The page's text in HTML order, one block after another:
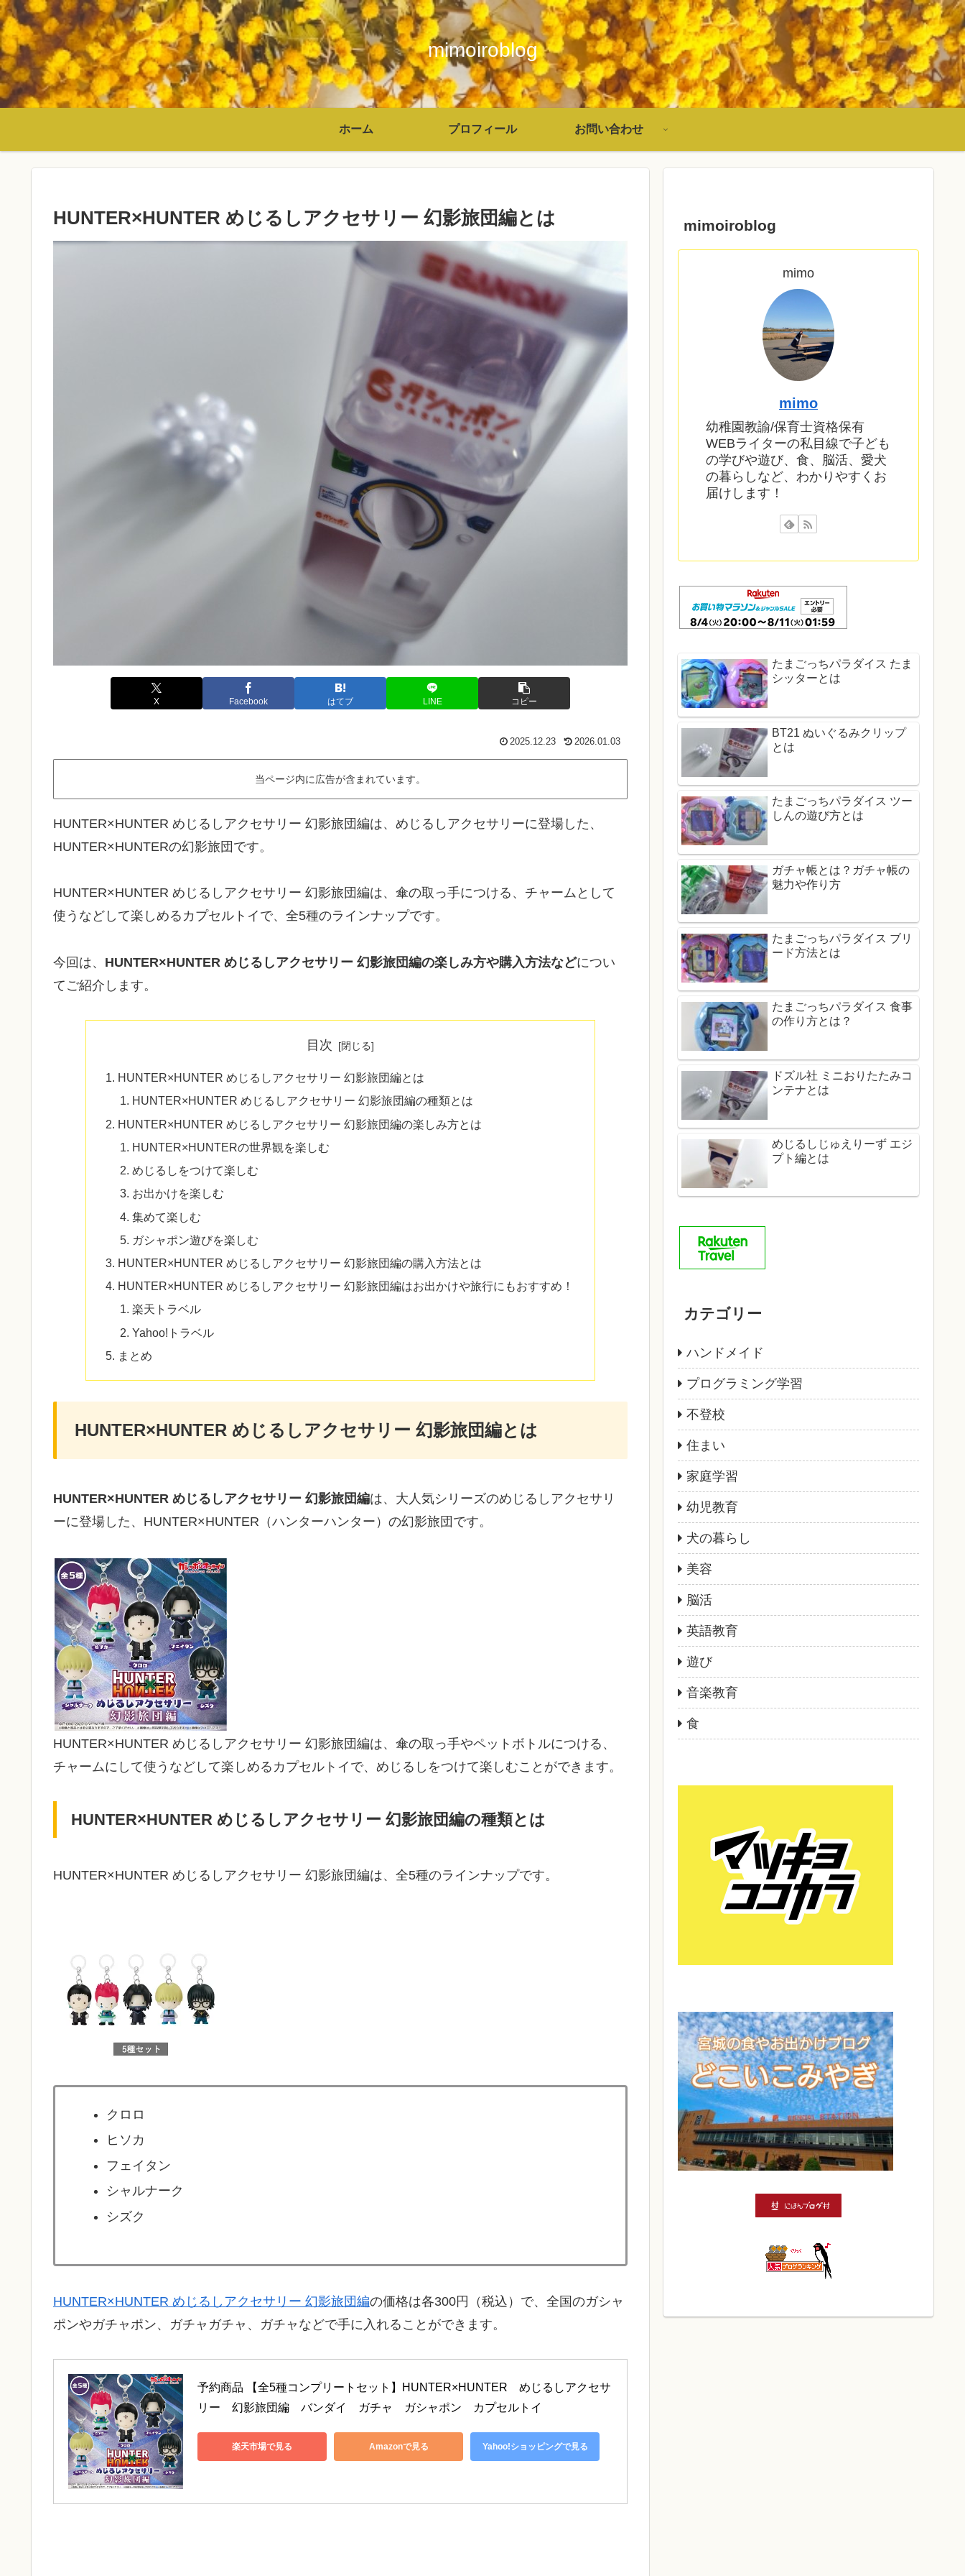
mimoiroblog
ホーム プロフィール お問い合わせ
HUNTER×HUNTER めじるしアクセサリー 幻影旅団編とは
X Facebook はてブ LINE コピー
2025.12.23 2026.01.03
当ページ内に広告が含まれています。
HUNTER×HUNTER めじるしアクセサリー 幻影旅団編は、めじるしアクセサリーに登場した、
HUNTER×HUNTERの幻影旅団です。
HUNTER×HUNTER めじるしアクセサリー 幻影旅団編は、傘の取っ手につける、チャームとして
使うなどして楽しめるカプセルトイで、全5種のラインナップです。
今回は、 HUNTER×HUNTER めじるしアクセサリー 幻影旅団編の楽しみ方や購入方法などについ
てご紹介します。
目次
HUNTER×HUNTER めじるしアクセサリー 幻影旅団編とは
HUNTER×HUNTER めじるしアクセサリー 幻影旅団編の種類とは
HUNTER×HUNTER めじるしアクセサリー 幻影旅団編の楽しみ方とは
HUNTER×HUNTERの世界観を楽しむ
めじるしをつけて楽しむ
お出かけを楽しむ
集めて楽しむ
ガシャポン遊びを楽しむ
HUNTER×HUNTER めじるしアクセサリー 幻影旅団編の購入方法とは
HUNTER×HUNTER めじるしアクセサリー 幻影旅団編はお出かけや旅行にもおすすめ！
楽天トラベル
Yahoo!トラベル
まとめ
HUNTER×HUNTER めじるしアクセサリー 幻影旅団編とは
HUNTER×HUNTER めじるしアクセサリー 幻影旅団編は、大人気シリーズのめじるしアクセサリ
ーに登場した、HUNTER×HUNTER（ハンターハンター）の幻影旅団です。
HUNTER×HUNTER めじるしアクセサリー 幻影旅団編は、傘の取っ手やペットボトルにつける、
チャームにして使うなどして楽しめるカプセルトイで、めじるしをつけて楽しむことができます。
HUNTER×HUNTER めじるしアクセサリー 幻影旅団編の種類とは
HUNTER×HUNTER めじるしアクセサリー 幻影旅団編は、全5種のラインナップです。
クロロ
ヒソカ
フェイタン
シャルナーク
シズク
HUNTER×HUNTER めじるしアクセサリー 幻影旅団編の価格は各300円（税込）で、全国のガシャ
ポンやガチャポン、ガチャガチャ、ガチャなどで手に入れることができます。
予約商品 【全5種コンプリートセット】HUNTER×HUNTER　めじるしアクセサ
リー　幻影旅団編　バンダイ　ガチャ　ガシャポン　カプセルトイ
楽天市場で見る Amazonで見る Yahoo!ショッピングで見る
mimoiroblog
mimo
mimo
幼稚園教諭/保育士資格保有
WEBライターの私目線で子ども
の学びや遊び、食、脳活、愛犬
の暮らしなど、わかりやすくお
届けします！
たまごっちパラダイス たま
シッターとは
BT21 ぬいぐるみクリップ
とは
たまごっちパラダイス ツー
しんの遊び方とは
ガチャ帳とは？ガチャ帳の
魅力や作り方
たまごっちパラダイス ブリ
ード方法とは
たまごっちパラダイス 食事
の作り方とは？
ドズル社 ミニおりたたみコ
ンテナとは
めじるしじゅえりーず エジ
プト編とは
カテゴリー
ハンドメイド
プログラミング学習
不登校
住まい
家庭学習
幼児教育
犬の暮らし
美容
脳活
英語教育
遊び
音楽教育
食